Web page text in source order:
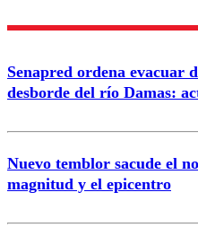
Senapred ordena evacuar
desborde del río Damas:
Nuevo temblor sacude el
magnitud y el epicentro